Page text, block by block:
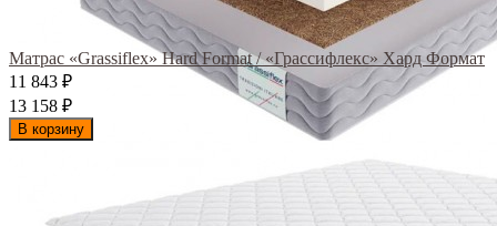
Матрас «Grassiflex» Hard Format / «Грассифлекс» Хард Формат
11 843 ₽
13 158 ₽
В корзину